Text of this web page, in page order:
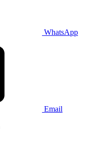
WhatsApp
Email